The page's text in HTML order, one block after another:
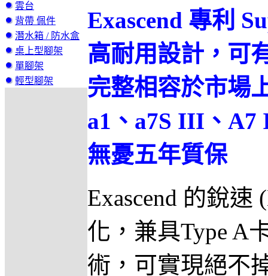
雲台
背帶 佩件
潛水箱 / 防水盒
桌上型腳架
單腳架
輕型腳架
Exascend 專利
高耐用設計，可
完整相容於市場
a1、a7S III、A7
無憂五年質保
Exascend 的銳速
化，兼具Type A
術，可實現絕不